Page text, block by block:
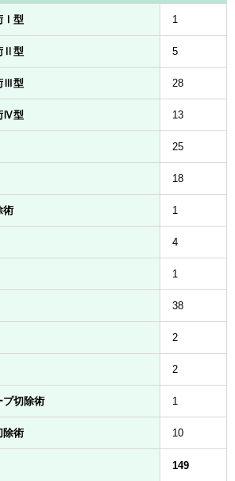
Ⅰ型 1
Ⅱ型 5
Ⅲ型 28
Ⅳ型 13
25
18
術 1
4
1
38
2
2
プ切除術 1
除術 10
149